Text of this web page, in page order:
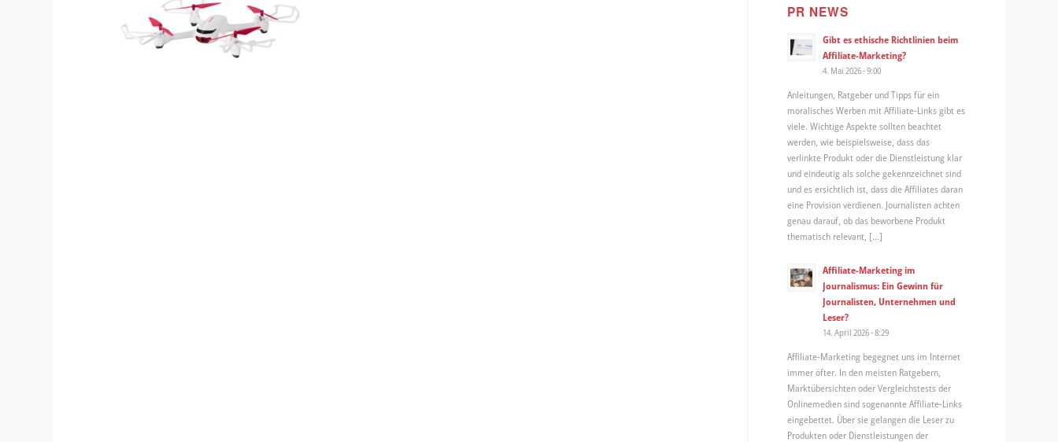
PR NEWS
Gibt es ethische Richtlinien beim
Affiliate-Marketing?
4. Mai 2026 - 9:00
Anleitungen, Ratgeber und Tipps für ein
moralisches Werben mit Affiliate-Links gibt es
viele. Wichtige Aspekte sollten beachtet
werden, wie beispielsweise, dass das
verlinkte Produkt oder die Dienstleistung klar
und eindeutig als solche gekennzeichnet sind
und es ersichtlich ist, dass die Affiliates daran
eine Provision verdienen. Journalisten achten
genau darauf, ob das beworbene Produkt
thematisch relevant, […]
Affiliate-Marketing im
Journalismus: Ein Gewinn für
Journalisten, Unternehmen und
Leser?
14. April 2026 - 8:29
Affiliate-Marketing begegnet uns im Internet
immer öfter. In den meisten Ratgebern,
Marktübersichten oder Vergleichstests der
Onlinemedien sind sogenannte Affiliate-Links
eingebettet. Über sie gelangen die Leser zu
Produkten oder Dienstleistungen der